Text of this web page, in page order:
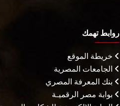
روابط تهمك
خريطة الموقع
الجامعات المصرية
بنك المعرفة المصري
بوابة مصر الرقميـة